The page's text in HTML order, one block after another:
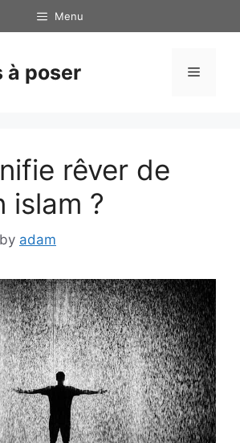
Menu
à poser Menu
rêver de
islam ?
by adam